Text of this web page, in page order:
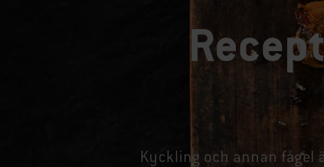
Kyckling och annan fågel